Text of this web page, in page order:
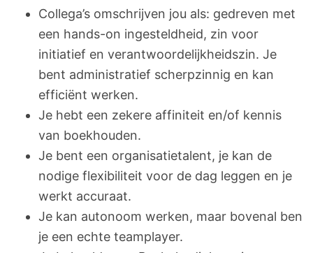
Collega’s omschrijven jou als: gedreven met
een hands-on ingesteldheid, zin voor
initiatief en verantwoordelijkheidszin. Je
bent administratief scherpzinnig en kan
efficiënt werken.
Je hebt een zekere affiniteit en/of kennis
van boekhouden.
Je bent een organisatietalent, je kan de
nodige flexibiliteit voor de dag leggen en je
werkt accuraat.
Je kan autonoom werken, maar bovenal ben
je een echte teamplayer.